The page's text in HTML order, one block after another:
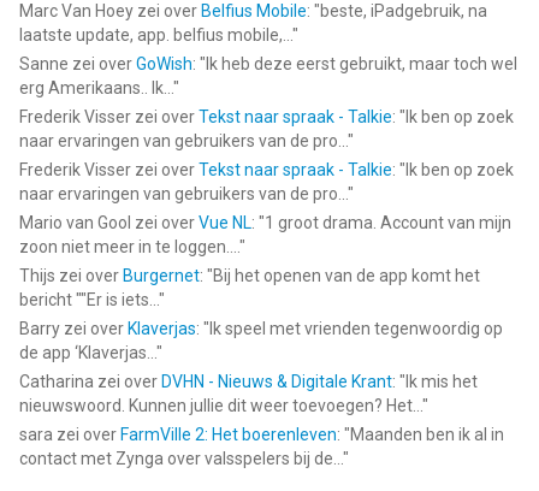
Marc Van Hoey zei over Belfius Mobile: "beste, iPadgebruik, na
laatste update, app. belfius mobile,... "
Sanne zei overGoWish: " Ik heb deze eerst gebruikt, maar toch wel
erg Amerikaans.. Ik... "
Frederik Visser zei overTekst naar spraak - Talkie: " Ik ben op zoek
naar ervaringen van gebruikers van de pro... "
Frederik Visser zei overTekst naar spraak - Talkie: " Ik ben op zoek
naar ervaringen van gebruikers van de pro... "
Mario van Gool zei overVue NL: "1 groot drama. Account van mijn
zoon niet meer in te loggen.... "
Thijs zei over Burgernet: "Bij het openen van de app komt het
bericht ""Er is iets... "
Barry zei over Klaverjas: " Ik speel met vrienden tegenwoordig op
de app ‘Klaverjas... "
Catharina zei over DVHN - Nieuws & Digitale Krant: " Ik mis het
nieuwswoord. Kunnen jullie dit weer toevoegen? Het... "
sara zei over FarmVille 2: Het boerenleven: "Maanden ben ik al in
contact met Zynga over valsspelers bij de... "